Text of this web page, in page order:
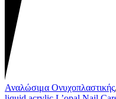
Αναλώσιμα Ονυχοπλαστικής,